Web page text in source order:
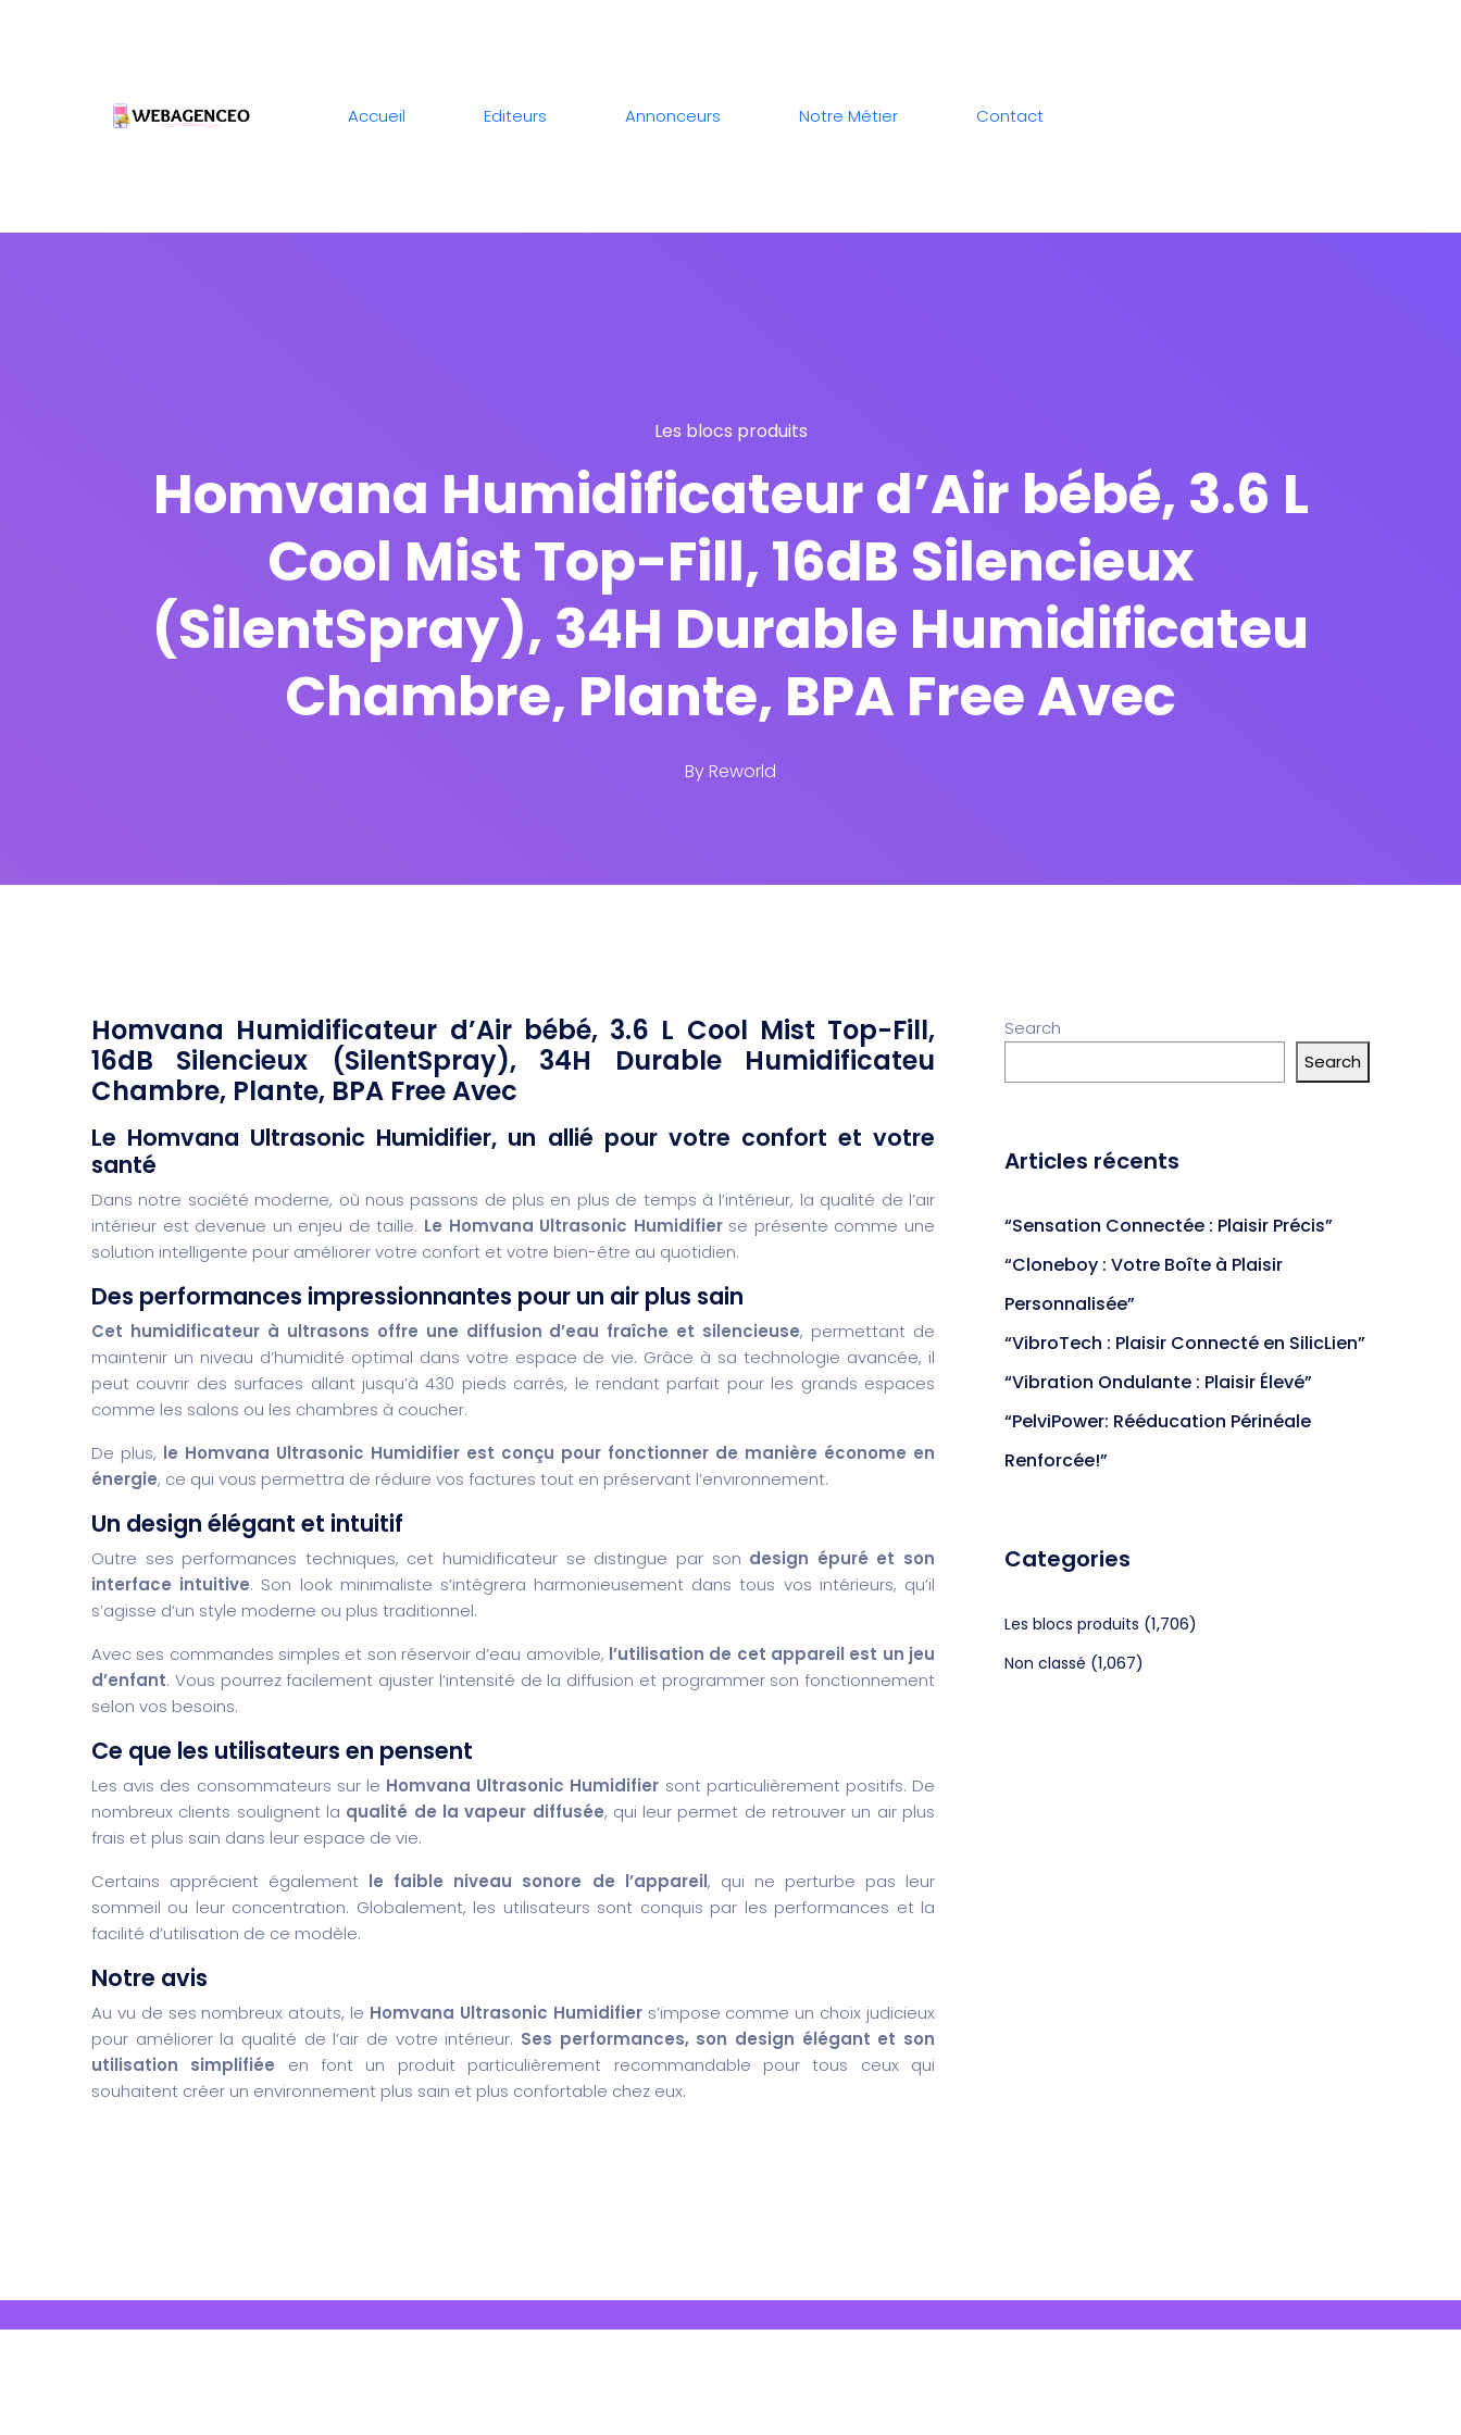
Accueil Editeurs Annonceurs Notre Métier Contact
Les blocs produits
Homvana Humidificateur d’Air bébé, 3.6 L
Cool Mist Top-Fill, 16dB Silencieux
(SilentSpray), 34H Durable Humidificateu
Chambre, Plante, BPA Free Avec
ByReworld
Homvana Humidificateur d’Air bébé, 3.6 L Cool Mist Top-Fill,
16dB Silencieux (SilentSpray), 34H Durable Humidificateu
Chambre, Plante, BPA Free Avec
Le Homvana Ultrasonic Humidifier, un allié pour votre confort et votre
santé
Dans notre société moderne, où nous passons de plus en plus de temps à l’intérieur, la qualité de l’air
intérieur est devenue un enjeu de taille. Le Homvana Ultrasonic Humidifierse présente comme une
solution intelligente pour améliorer votre confort et votre bien-être au quotidien.
Des performances impressionnantes pour un air plus sain
Cet humidificateur à ultrasons offre une diffusion d’eau fraîche et silencieuse, permettant de
maintenir un niveau d’humidité optimal dans votre espace de vie. Grâce à sa technologie avancée, il
peut couvrir des surfaces allant jusqu’à 430 pieds carrés, le rendant parfait pour les grands espaces
comme les salons ou les chambres à coucher.
De plus, le Homvana Ultrasonic Humidifier est conçu pour fonctionner de manière économe en
énergie, ce qui vous permettra de réduire vos factures tout en préservant l’environnement.
Un design élégant et intuitif
Outre ses performances techniques, cet humidificateur se distingue par son design épuré et son
interface intuitive. Son look minimaliste s’intégrera harmonieusement dans tous vos intérieurs, qu’il
s’agisse d’un style moderne ou plus traditionnel.
Avec ses commandes simples et son réservoir d’eau amovible, l’utilisation de cet appareil est un jeu
d’enfant. Vous pourrez facilement ajuster l’intensité de la diffusion et programmer son fonctionnement
selon vos besoins.
Ce que les utilisateurs en pensent
Les avis des consommateurs sur le Homvana Ultrasonic Humidifier sont particulièrement positifs. De
nombreux clients soulignent la qualité de la vapeur diffusée, qui leur permet de retrouver un air plus
frais et plus sain dans leur espace de vie.
Certains apprécient également le faible niveau sonore de l’appareil, qui ne perturbe pas leur
sommeil ou leur concentration. Globalement, les utilisateurs sont conquis par les performances et la
facilité d’utilisation de ce modèle.
Notre avis
Au vu de ses nombreux atouts, le Homvana Ultrasonic Humidifiers’impose comme un choix judicieux
pour améliorer la qualité de l’air de votre intérieur. Ses performances, son design élégant et son
utilisation simplifiée en font un produit particulièrement recommandable pour tous ceux qui
souhaitent créer un environnement plus sain et plus confortable chez eux.
Search
Search
Articles récents
“Sensation Connectée : Plaisir Précis”
“Cloneboy : Votre Boîte à Plaisir
Personnalisée”
“VibroTech : Plaisir Connecté en SilicLien”
“Vibration Ondulante : Plaisir Élevé”
“PelviPower: Rééducation Périnéale
Renforcée!”
Categories
Les blocs produits (1,706)
Non classé (1,067)